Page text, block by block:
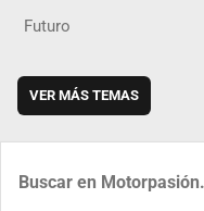
Futuro
VER MÁS TEMAS